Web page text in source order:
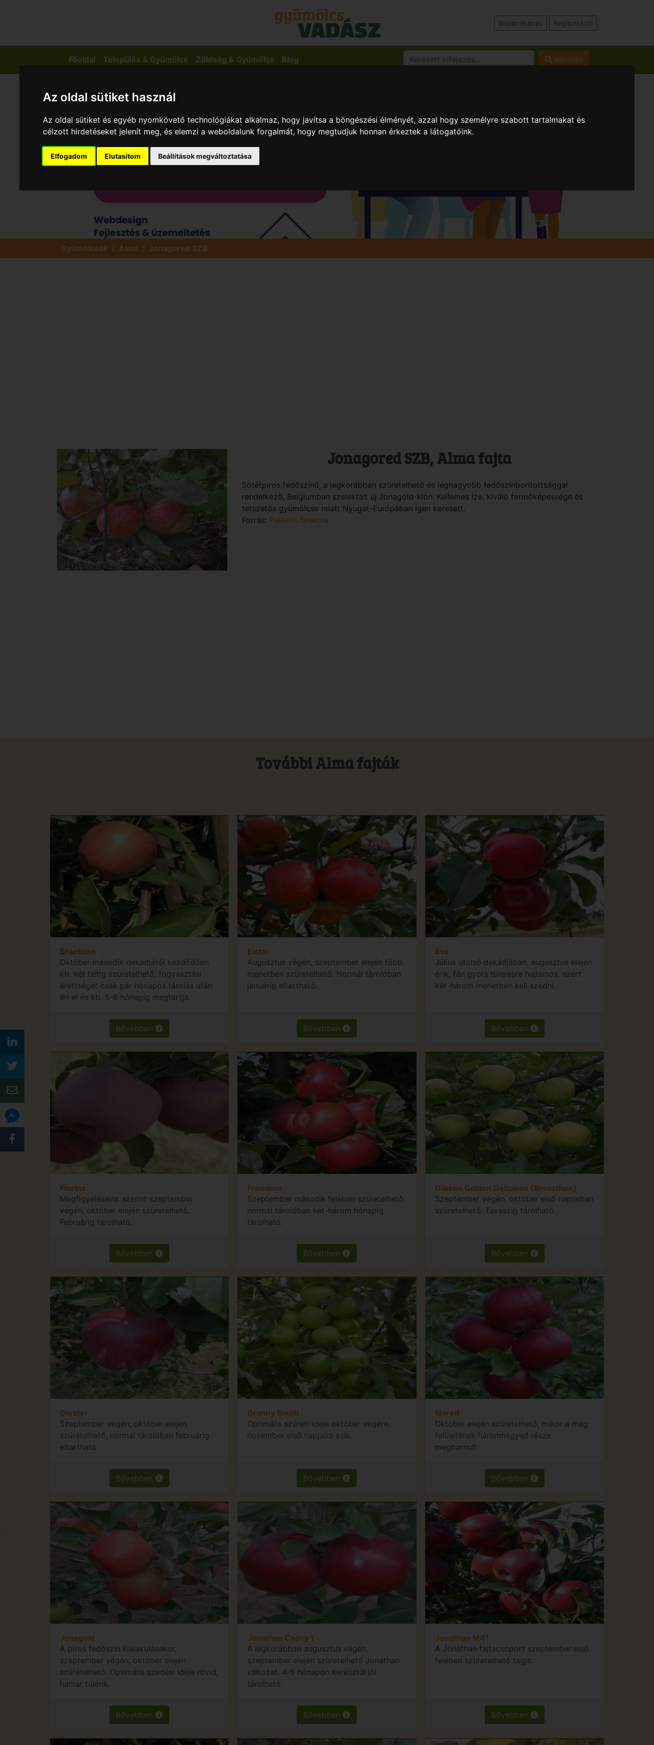
Az oldal sütiket használ
Az oldal sütiket és egyéb nyomkövető technológiákat alkalmaz, hogy javítsa a böngészési élményét, azzal hogy személyre szabott tartalmakat és
célzott hirdetéseket jelenít meg, és elemzi a weboldalunk forgalmát, hogy megtudjuk honnan érkeztek a látogatóink.
Elfogadom Elutasítom Beállítások megváltoztatása
Bejelentkezés Regisztráció
Főoldal Település & Gyümölcs Zöldség & Gyümölcs Blog Keresés
Gyümölcsök Alma Jonagored SZB
Jonagored SZB, Alma fajta
Sötétpiros fedőszínű, a legkorábban szüretelhető és legnagyobb fedőszínborítottsággal
rendelkező, Belgiumban szelektált új Jonagold-klón. Kellemes íze, kiváló termőképessége és
tetszetős gyümölcse miatt Nyugat-Európában igen keresett.
Forrás: Palesits faiskola
További Alma fajták
Braeburn
Október második dekádjától kezdődően
kb. két hétig szüretelhető, fogyasztási
érettségét csak pár hónapos tárolás után
éri el és kb. 5-6 hónapig megtartja.
Bővebben
Elstar
Augusztus végén, szeptember elején több
menetben szüretelhető. Normál tárolóban
januárig eltartható.
Bővebben
Éva
Július utolsó dekádjában, augusztus elején
érik, fán gyors túlérésre hajlamos, ezért
két-három menetben kell szedni.
Bővebben
Florina
Megfigyeléseink szerint szeptember
végén, október elején szüretelhető.
Februárig tárolható.
Bővebben
Freedom
Szeptember második felében szüretelhető,
normál tárolóban két-három hónapig
tárolható.
Bővebben
Gibson Golden Delicious (Smoothee)
Szeptember végén, október első napjaiban
szüretelhető. Tavaszig tárolható.
Bővebben
Gloster
Szeptember végén, október elején
szüretelhető, normál tárolóban februárig
eltartható.
Bővebben
Granny Smith
Optimális szüreti ideje október végére,
november első napjaira esik.
Bővebben
Idared
Október elején szüretelhető, mikor a mag
felületének háromnegyed része
megbarnult.
Bővebben
Jonagold
A piros fedőszín kialakulásakor,
szeptember végén, október elején
szüretelhető. Optimális szedési ideje rövid,
hamar túlérik.
Bővebben
Jonathan Csány 1
A legkorábban augusztus végén,
szeptember elején szüretelhető Jonathan
változat. 4-5 hónapon keresztül jól
tárolható.
Bővebben
Jonathan M41
A Jonathan fajtacsoport szeptember első
felében szüretelhető tagja.
Bővebben